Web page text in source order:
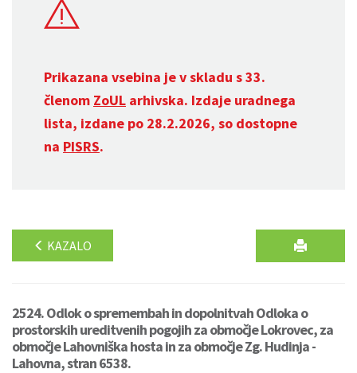
Prikazana vsebina je v skladu s 33.
členom ZoUL arhivska. Izdaje uradnega
lista, izdane po 28.2.2026, so dostopne
na PISRS.
KAZALO
2524. Odlok o spremembah in dopolnitvah Odloka o
prostorskih ureditvenih pogojih za območje Lokrovec, za
območje Lahovniška hosta in za območje Zg. Hudinja -
Lahovna, stran 6538.